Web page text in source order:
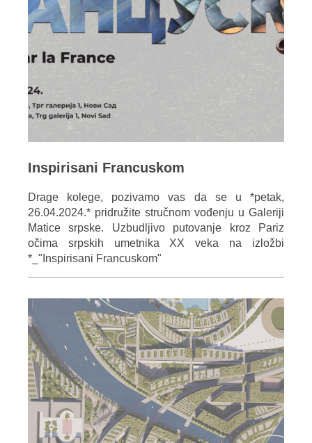
Inspirisani Francuskom
Drage kolege, pozivamo vas da se u *petak,
26.04.2024.* pridružite stručnom vođenju u Galeriji
Matice srpske. Uzbudljivo putovanje kroz Pariz
očima srpskih umetnika XX veka na izložbi
*_"Inspirisani Francuskom"